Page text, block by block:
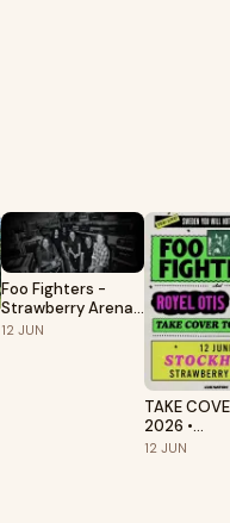
Foo Fighters -
Strawberry Arena,
Stockholm. 12 Jun
12 JUN
TAKE
2026 •
12 JUN